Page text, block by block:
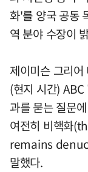
화'를 양국 공동
역 분야 수장이
제이미슨 그리
(현지 시간)
과를 묻는 질문
여전히 비핵화
remains
말했다.